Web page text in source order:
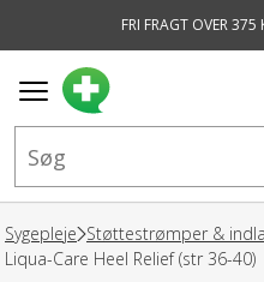
FRI FRAGT OVER 375
Sygepleje Støttestrømper &
Liqua-Care Heel Relief (str 36-40)